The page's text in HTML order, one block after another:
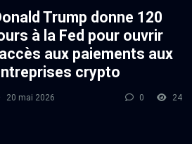
Trump donne 120
à la Fed pour ouvrir
aux paiements aux
crypto
20 mai 2026 0 24